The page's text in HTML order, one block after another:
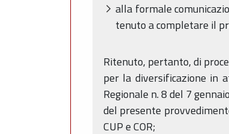
alla formale
tenuto a completare il
Ritenuto, pertanto, di
per la diversificazione in
Regionale n. 8 del 7
del presente
CUP e COR;